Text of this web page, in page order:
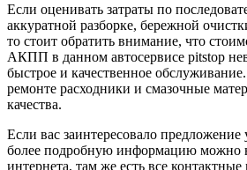
Если оценивать затраты по
аккуратной разборке, бережной
то стоит обратить внимание, что
АКПП в данном автосервисе pitstop
быстрое и качественное
ремонте расходники и смазочные
качества.
Если вас заинтересовало предложение
более подробную информацию можно
интернета, там же есть все